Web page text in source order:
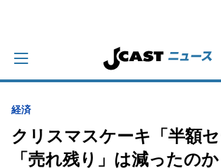
経済
クリスマスケーキ「半額セ
「売れ残り」は減ったの